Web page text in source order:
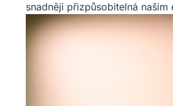
snadněji přizpůsobitelná